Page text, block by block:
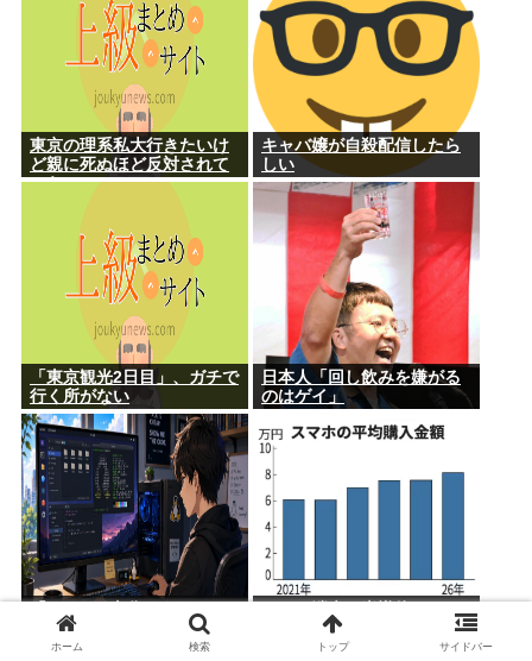
東京の理系私大行きたいけ
ど親に死ぬほど反対されて
つらい
キャバ嬢が自殺配信したら
しい
「東京観光2日目」、ガチで
行く所がない
日本人「回し飲みを嫌がる
のはゲイ」
ね…？」世界が気付き始め
価格の高騰で平均価格が8万
円を超す
ホーム 検索 トップ サイドバー